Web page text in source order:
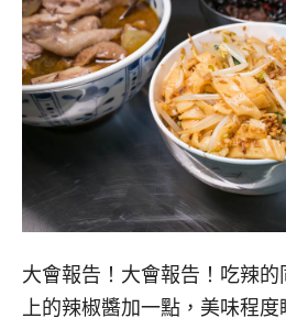
大會報告！大會報告！吃辣
上的辣椒醬加一點，美味程